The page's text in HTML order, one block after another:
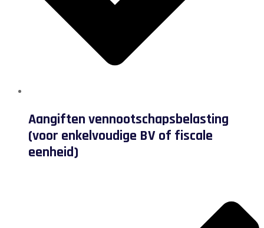
Aangiften vennootschapsbelasting
(voor enkelvoudige BV of fiscale
eenheid)